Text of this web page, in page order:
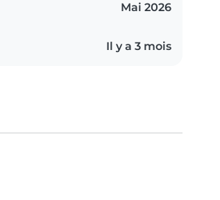
Mai 2026
Il y a 3 mois